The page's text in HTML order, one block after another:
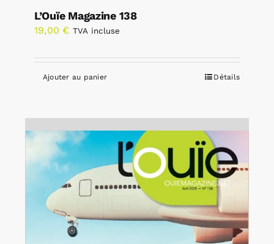
L’Ouïe Magazine 138
19,00 € TVA incluse
Ajouter au panier Détails